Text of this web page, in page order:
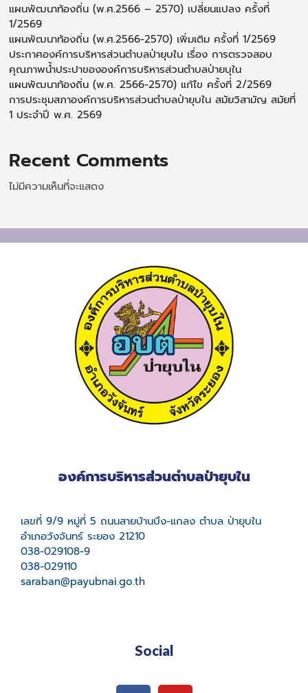
แผนพัฒนาท้องถิ่น (พ.ศ.2566 – 2570) เปลี่ยนแปลง ครั้งที่
1/2569
แผนพัฒนาท้องถิ่น (พ.ศ.2566-2570) เพิ่มเติม ครั้งที่ 1/2569
ประกาศองค์การบริหารส่วนตำบลป่ายุบใน เรื่อง การตรวจสอบ
คุณภาพน้ำประปาขององค์การบริหารส่วนตำบลป่ายบุใน
แผนพัฒนาท้องถิ่น (พ.ศ. 2566-2570) แก้ไข ครั้งที่ 2/2569
การประชุมสภาองค์การบริหารส่วนตำบลป่ายุบใน สมัยวิสามัญ สมัยที่
1 ประจำปี พ.ศ. 2569
Recent Comments
ไม่มีความเห็นที่จะแสดง
องค์การบริหารส่วนตำบลป่ายุบใน
เลขที่ 9/9 หมู่ที่ 5 ถนนสายบ้านบึง-แกลง ตำบล ป่ายุบใน
อำเภอวังจันทร์ ระยอง 21210
038-029108-9
038-029110
saraban@payubnai.go.th
Social